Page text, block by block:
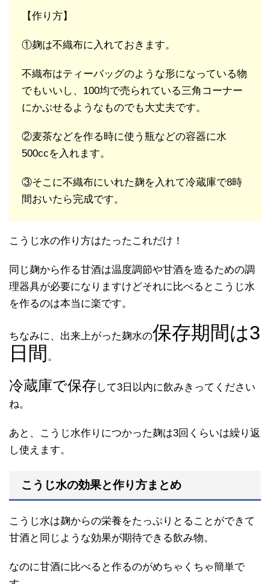
【作り方】
①麹は不織布に入れておきます。
不織布はティーバッグのような形になっている物
でもいいし、100均で売られている三角コーナー
にかぶせるようなものでも大丈夫です。
②麦茶などを作る時に使う瓶などの容器に水
500ccを入れます。
③そこに不織布にいれた麹を入れて冷蔵庫で8時
間おいたら完成です。
こうじ水の作り方はたったこれだけ！
同じ麹から作る甘酒は温度調節や甘酒を造るための調
理器具が必要になりますけどそれに比べるとこうじ水
を作るのは本当に楽です。
ちなみに、出来上がった麹水の保存期間は3
日間 。
冷蔵庫で保存 して3日以内に飲みきってください
ね。
あと、こうじ水作りにつかった麹は3回くらいは繰り返
し使えます。
こうじ水の効果と作り方まとめ
こうじ水は麹からの栄養をたっぷりとることができて
甘酒と同じような効果が期待できる飲み物。
なのに甘酒に比べると作るのがめちゃくちゃ簡単で